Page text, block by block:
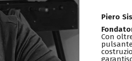
Piero
Con